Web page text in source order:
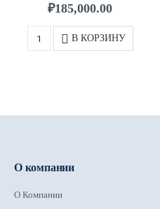
₽185,000.00
В КОРЗИНУ
О компании
О Компании